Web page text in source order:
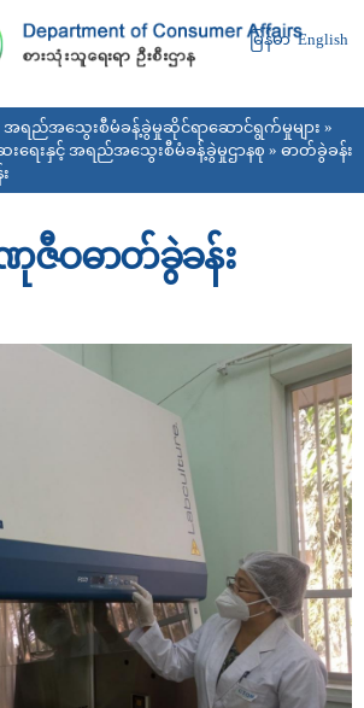
main
content
မြန်မာ English
အရည်အသွေးစီမံခန့်ခွဲမှုဆိုင်ရာဆောင်ရွက်မှုများ »
းရေးနှင့် အရည်အသွေးစီမံခန့်ခွဲမှုဌာနစု » ဓာတ်ခွဲခန်း
ဝဓာတ်ခွဲခန်း